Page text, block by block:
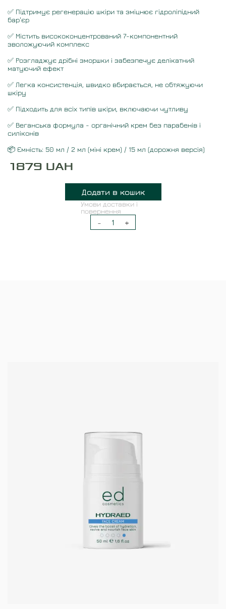
✅ Підтримує регенерацію шкіри та зміцнює гідроліпідний
бар'єр
✅ Містить висококонцентрований 7-компонентний
зволожуючий комплекс
✅ Розгладжує дрібні зморшки і забезпечує делікатний
матуючий ефект
✅ Легка консистенція, швидко вбирається, не обтяжуючи
шкіру
✅ Підходить для всіх типів шкіри, включаючи чутливу
✅ Веганська формула - органічний крем без парабенів і
силіконів
📦 Ємність: 50 мл / 2 мл (міні крем) / 15 мл (дорожня версія)
1879 UAH
1
- +
Додати в кошик
Умови доставки і
повернення